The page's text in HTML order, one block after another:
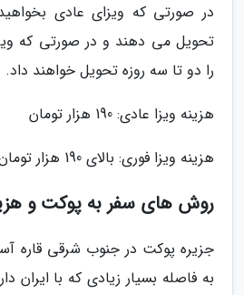
در صورتی که ویزای عادی
تحویل می دهند و در صورتی که
را دو تا سه روزه تحویل خواهند داد.
هزینه ویزا عادی: 190 هزار تومان
هزینه ویزا فوری: بالای 190 هزار تومان
روش های سفر به پوکت و
جزیره پوکت در جنوب شرقی قاره
به فاصله بسیار زیادی که با ایران